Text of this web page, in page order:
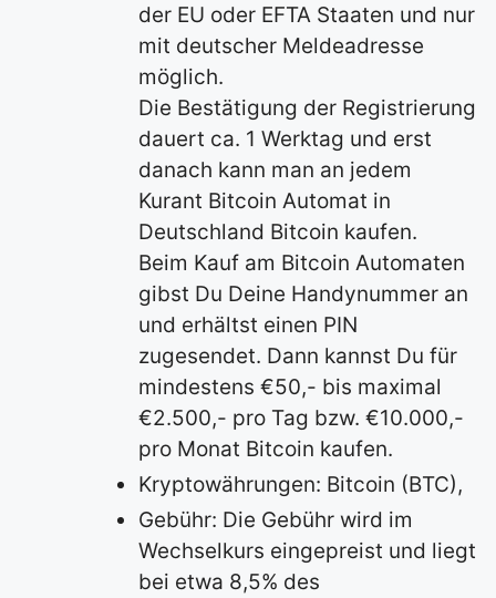
der EU oder EFTA Staaten und nur
mit deutscher Meldeadresse
möglich.
Die Bestätigung der Registrierung
dauert ca. 1 Werktag und erst
danach kann man an jedem
Kurant Bitcoin Automat in
Deutschland Bitcoin kaufen.
Beim Kauf am Bitcoin Automaten
gibst Du Deine Handynummer an
und erhältst einen PIN
zugesendet. Dann kannst Du für
mindestens €50,- bis maximal
€2.500,- pro Tag bzw. €10.000,-
pro Monat Bitcoin kaufen.
Kryptowährungen: Bitcoin (BTC),
Gebühr: Die Gebühr wird im
Wechselkurs eingepreist und liegt
bei etwa 8,5% des